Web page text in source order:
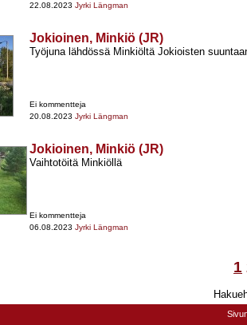
22.08.2023 Jyrki Längman
Jokioinen, Minkiö (JR)
Työjuna lähdössä Minkiöltä Jokioisten
Ei kommentteja
20.08.2023 Jyrki Längman
Jokioinen, Minkiö (JR)
Vaihtotöitä Minkiöllä
Ei kommentteja
06.08.2023 Jyrki Längman
1